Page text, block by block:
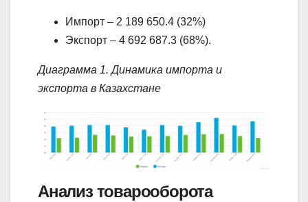
Импорт – 2 189 650.4 (32%)
Экспорт – 4 692 687.3 (68%).
Диаграмма 1. Динамика импорта и
экспорта в Казахстане
Анализ товарооборота